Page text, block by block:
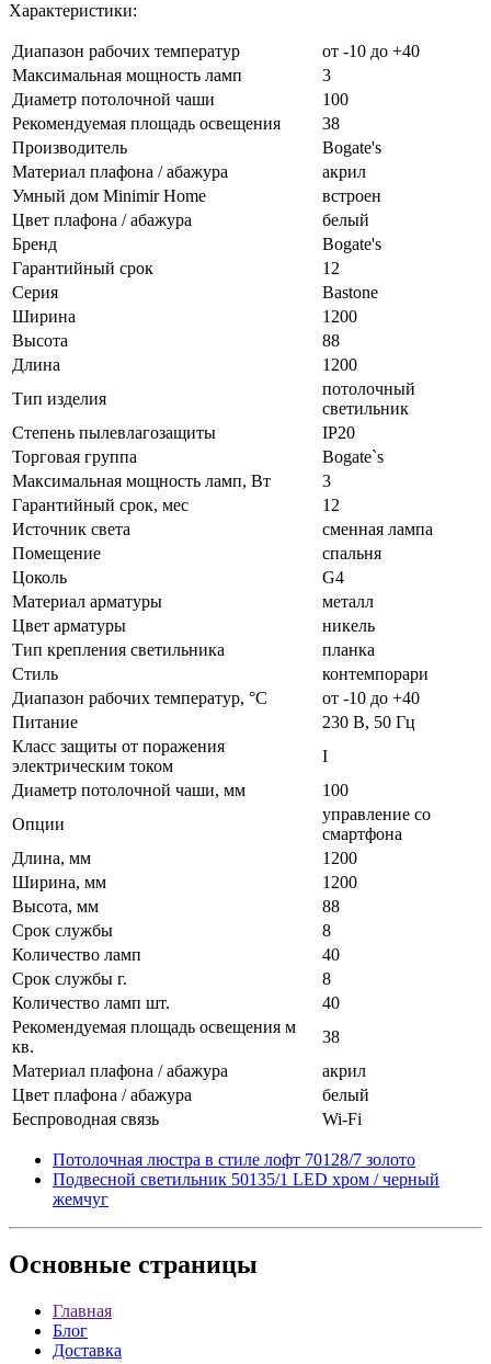
Характеристики:
Диапазон рабочих температур
от -10 до +40
Максимальная мощность ламп
3
Диаметр потолочной чаши
100
Рекомендуемая площадь освещения
38
Производитель
Bogate's
Материал плафона / абажура
акрил
Умный дом Minimir Home
встроен
Цвет плафона / абажура
белый
Бренд
Bogate's
Гарантийный срок
12
Серия
Bastone
Ширина
1200
Высота
88
Длина
1200
Тип изделия
потолочный
светильник
Степень пылевлагозащиты
IP20
Торговая группа
Bogate`s
Максимальная мощность ламп, Вт
3
Гарантийный срок, мес
12
Источник света
сменная лампа
Помещение
спальня
Цоколь
G4
Материал арматуры
металл
Цвет арматуры
никель
Тип крепления светильника
планка
Стиль
контемпорари
Диапазон рабочих температур, °C
от -10 до +40
Питание
230 В, 50 Гц
Класс защиты от поражения
электрическим током
I
Диаметр потолочной чаши, мм
100
Опции
управление со
смартфона
Длина, мм
1200
Ширина, мм
1200
Высота, мм
88
Срок службы
8
Количество ламп
40
Срок службы г.
8
Количество ламп шт.
40
Рекомендуемая площадь освещения м
кв.
38
Материал плафона / абажура
акрил
Цвет плафона / абажура
белый
Беспроводная связь
Wi-Fi
Потолочная люстра в стиле лофт 70128/7 золото
Подвесной светильник 50135/1 LED хром / черный
жемчуг
Основные страницы
Главная
Блог
Доставка